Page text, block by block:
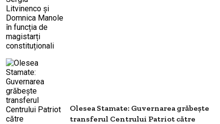
Olesea Stamate: Guvernarea grăbeşte
transferul Centrului Patriot către